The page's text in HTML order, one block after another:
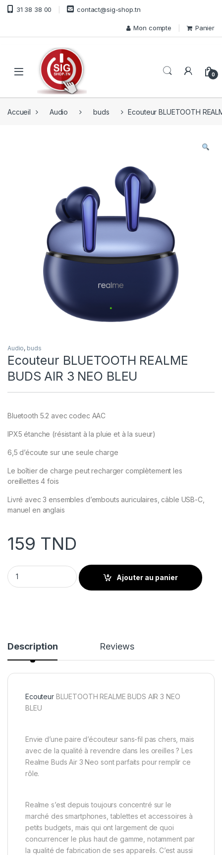
Skip to navigation
Skip to content
31 38 38 00 contact@sig-shop.tn
Mon compte Panier
Open 0
Accueil Audio buds Ecouteur BLUETOOTH
Audio, buds
Ecouteur BLUETOOTH REALME
BUDS AIR 3 NEO BLEU
Bluetooth 5.2 avec codec AAC
IPX5 étanche (résistant à la pluie et à la sueur)
6,5 d’écoute sur une seule charge
Le boîtier de charge peut recharger complètement les
oreillettes 4 fois
Livré avec 3 ensembles d’embouts auriculaires, câble USB-C,
manuel en anglais
159 TND
Ecouteur BLUETOOTH REALME BUDS AIR 3 NEO BLEU
Ajouter au panier
Description Reviews
EcouteurBLUETOOTH REALME BUDS AIR 3 NEO
BLEU
Envie d’une paire d’écouteur sans-fil pas chers, mais
avec de la qualité à revendre dans les oreilles ? Les
Realme Buds Air 3 Neo sont parfaits pour remplir ce
rôle.
Realme s’est depuis toujours concentré sur le
marché des smartphones, tablettes et accessoires à
petits budgets, mais qui ont largement de quoi
concurrencer le plus haut de gamme, notamment par
la qualité de fabrication de ses appareils. C’est aussi